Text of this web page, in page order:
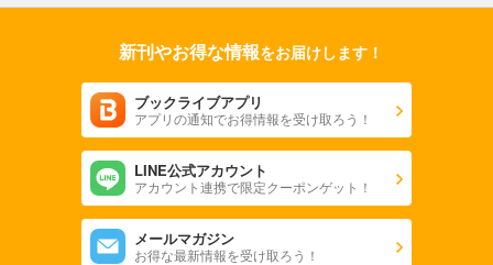
新刊やお得な情報をお届けします！
ブックライブアプリ
アプリの通知でお得情報を受け取ろう！
LINE公式アカウント
アカウント連携で限定クーポンゲット！
メールマガジン
お得な最新情報を受け取ろう！